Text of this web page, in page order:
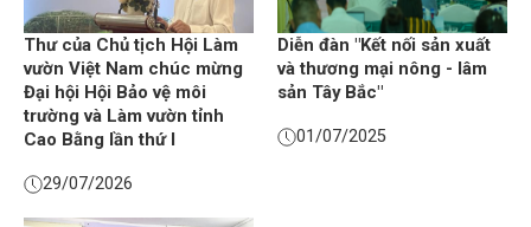
Thư của Chủ tịch Hội Làm
vườn Việt Nam chúc mừng
Đại hội Hội Bảo vệ môi
trường và Làm vườn tỉnh
Cao Bằng lần thứ I
29/07/2026
Diễn đàn "Kết nối sản xuất
và thương mại nông - lâm
sản Tây Bắc"
01/07/2025